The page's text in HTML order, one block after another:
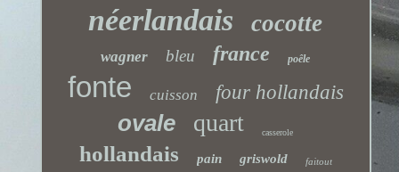
néerlandais cocotte
wagner bleu france poêle
fonte cuisson four hollandais
ovale quart casserole
hollandais pain griswold faitout